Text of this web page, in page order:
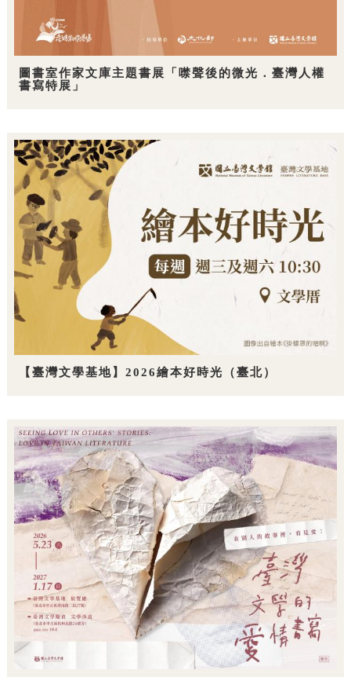
圖書室作家文庫主題書展「噤聲後的微光．臺灣人權
書寫特展」
【臺灣文學基地】2026繪本好時光（臺北）